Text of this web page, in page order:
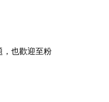
，也歡迎至粉